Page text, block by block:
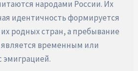
народами России. Их
идентичность формируется
родных стран, а пребывание
является временным или
эмиграцией.